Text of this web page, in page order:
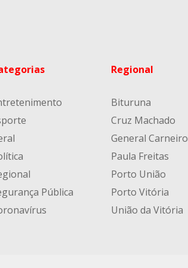
Pública
Regional
Bituruna
Cruz Machado
General Carneiro
Paula Freitas
Porto União
Porto Vitória
União da Vitória